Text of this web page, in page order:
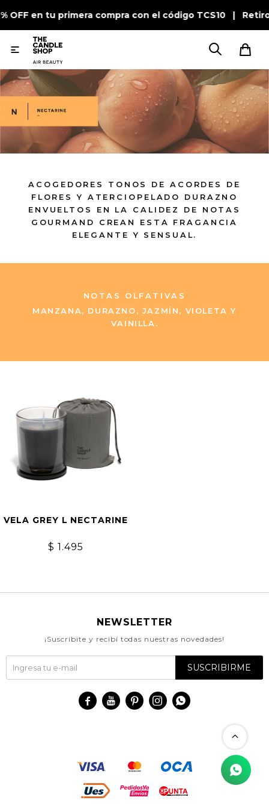
OFF en tu primera compra con el código TCS10 |

ACOGEDORES TONOS DE ACORDES DE
FLORES Y ATERCIOPELADO DURAZNO
ENVUELTOS EN LA CALIDEZ DE NOTAS
GOURMAND CREAN ESTA FRAGANCIA
ELEGANTE Y SENSUAL.
NOTAS OLFATIVAS
MANZANA, DURAZNO, JAZMÍN, VIOLETA Y
VAINILLA.
VELA GREY L NECTARINE
$ 1.495
NEWSLETTER
¡Suscribite y recibí todas nuestras novedades!
SUSCRIBIRME
    